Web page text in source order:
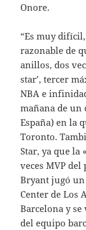
Onore.
“Es muy
razonable de
anillos, dos
star’, tercer
NBA e
mañana de un
España) en la
Toronto.
Star, ya que la
veces MVP del
Bryant jugó
Center de Los
Barcelona y se
del equipo